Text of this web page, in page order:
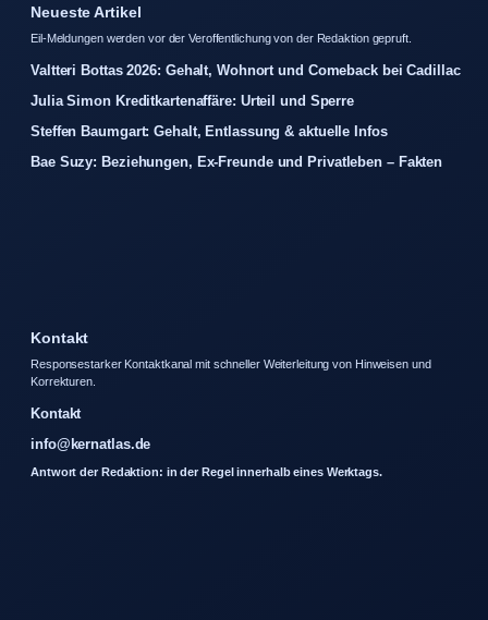
Neueste Artikel
Eil-Meldungen werden vor der Veroffentlichung von der Redaktion gepruft.
Valtteri Bottas 2026: Gehalt, Wohnort und Comeback bei Cadillac
Julia Simon Kreditkartenaffäre: Urteil und Sperre
Steffen Baumgart: Gehalt, Entlassung & aktuelle Infos
Bae Suzy: Beziehungen, Ex-Freunde und Privatleben – Fakten
Kontakt
Responsestarker Kontaktkanal mit schneller Weiterleitung von Hinweisen und
Korrekturen.
Kontakt
info@kernatlas.de
Antwort der Redaktion: in der Regel innerhalb eines Werktags.